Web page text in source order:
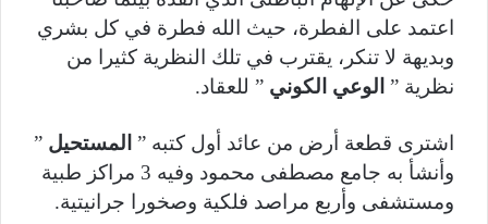
اعتمد على الفطرة، حيث الله فطرة في كل بشري
وبديهة لا تنكر، يقترب في تلك النظرية كثيرا من
نظرية ” الوعي الكوني ” للعقاد.
اشترى قطعة أرض من عائد أول كتبه ” المستحيل ”
وأنشأ به جامع مصطفى محمود وفيه 3 مراكز طبية
ومستشفى وأربع مراصد فلكية وصخورا جرانيتية.